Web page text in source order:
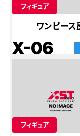
フィギュア
ワンピース
X-06
フィギュア